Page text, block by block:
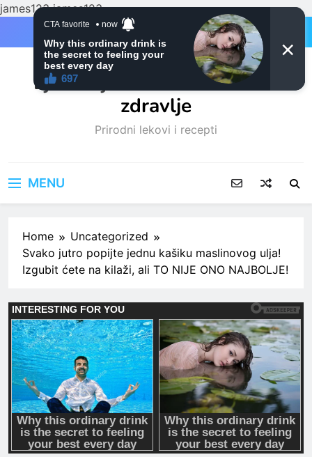
james123james123
Ljubitelji mačaka i Prirodno
zdravlje
Prirodni lekovi i recepti
MENU
Home
Uncategorized
Svako jutro popijte jednu kašiku maslinovog ulja!
Izgubit ćete na kilaži, ali TO NIJE ONO NAJBOLJE!